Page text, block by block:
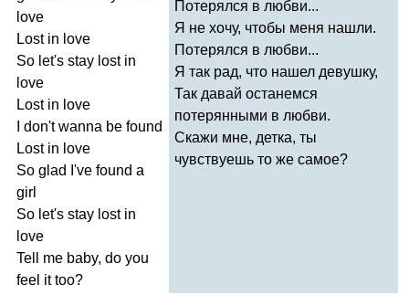
love
Lost in love
So let's stay lost in
love
Lost in love
don't wanna be found
Lost in love
So glad I've found a
girl
So let's stay lost in
love
Tell
me baby, do you
feel it too?
Потерялся в любви...
Я не хочу, чтобы меня нашли.
Потерялся в любви...
Я так рад, что нашел девушку,
Так давай останемся
потерянными в любви.
Скажи мне, детка, ты
чувствуешь то же самое?